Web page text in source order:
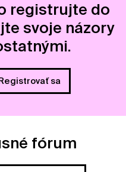
registrujte do
svoje názory
Registrovať sa
fórum